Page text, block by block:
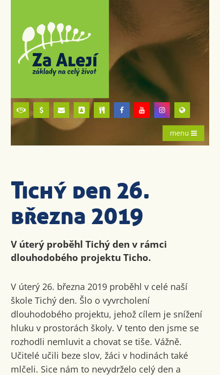
menu
Tichý den 26.
března 2019
V úterý proběhl Tichý den v rámci
dlouhodobého projektu Ticho.
V úterý 26. března 2019 proběhl v celé naší
škole Tichý den. Šlo o vyvrcholení
dlouhodobého projektu, jehož cílem je snížení
hluku v prostorách školy. V tento den jsme se
rozhodli nemluvit a chovat se tiše. Vážně.
Učitelé učili beze slov, žáci v hodinách také
mlčeli. Sice nám to nevydrželo celý den a